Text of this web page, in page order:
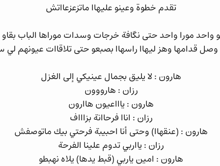
تقدم خطوة وعينو عليهاا ماتزعزعااتش
مورا واحد حتى نگافة خرجات وسدات موراها الباب
قدامها وهز ليهاا راسهاا بصبعو حتى تلاقاات عيونهم
هارون : لا يليق بجمال عينيكي إلى الغزل
رزان : هارووون
هارون : ياااعيون هاارون
رزان : اناا فرحاانة بزاااف
هارون : (عنقهاا) وحتى أنا احبيبة فرحتي بيك ماتوصفش
رزان : يااربي تدوم علينا الفرحة
هارون : امين ياربي (قبط يدها) يلاه نهبطو